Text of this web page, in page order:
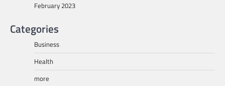
February 2023
Categories
Business
Health
more